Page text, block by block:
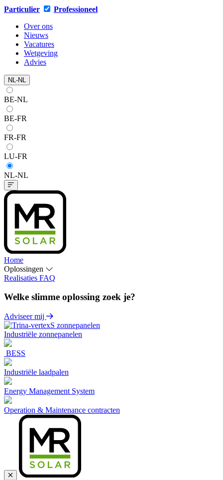
Particulier
Professioneel
Over ons
Nieuws
Vacatures
Wetgeving
Advies
NL-NL
BE-NL
BE-FR
FR-FR
LU-FR
NL-NL
Home
Oplossingen
Realisaties FAQ
Welke slimme oplossing zoek je?
Adviseer mij
Industriële zonnepanelen
BESS
Industriële laadpalen
Energy Management System
Operation & Maintenance contracten